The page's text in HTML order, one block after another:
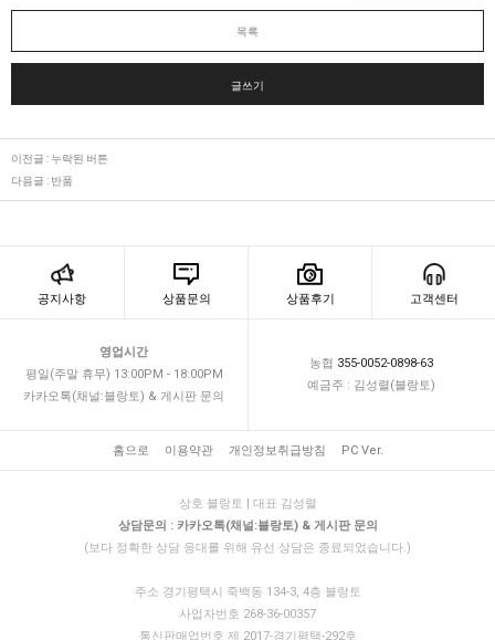
목록
글쓰기
이전글 : 누락된 버튼
다음글 : 반품
공지사항 상품문의 상품후기 고객센터
영업시간
평일(주말 휴무) 13:00PM - 18:00PM
카카오톡(채널:블랑토) & 게시판 문의
농협 355-0052-0898-63
예금주 : 김성렬(블랑토)
홈으로 이용약관 개인정보취급방침 PC Ver.
상호 블랑토 | 대표 김성렬
상담문의 : 카카오톡(채널:블랑토) & 게시판 문의
(보다 정확한 상담 응대를 위해 유선 상담은 종료되었습니다.)
주소 경기평택시 죽백동 134-3, 4층 블랑토
사업자번호 268-36-00357
통신판매업번호 제 2017-경기평택-292호